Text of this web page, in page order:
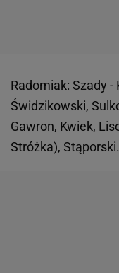
Radomiak: Szady -
Świdzikowski,
Gawron, Kwiek,
Stróżka), Stąporski.